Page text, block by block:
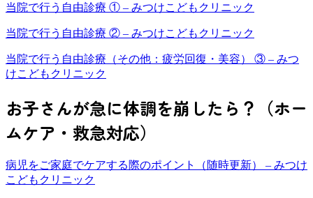
当院で行う自由診療 ① – みつけこどもクリニック
当院で行う自由診療 ② – みつけこどもクリニック
当院で行う自由診療（その他：疲労回復・美容） ③ – みつ
けこどもクリニック
お子さんが急に体調を崩したら？（ホー
ムケア・救急対応）
病児をご家庭でケアする際のポイント（随時更新） – みつけ
こどもクリニック